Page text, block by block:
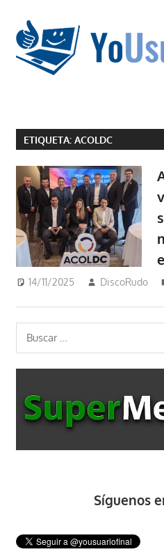
contenido
no
que
estar
en
chino
ETIQUETA: ACOLDC
14/11/2025 DiscoRudo
Buscar:
Síguenos